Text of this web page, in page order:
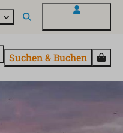
Suchen & Buchen